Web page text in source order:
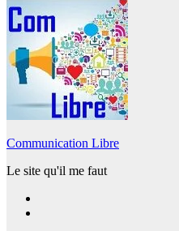
Communication Libre
Le site qu'il me faut